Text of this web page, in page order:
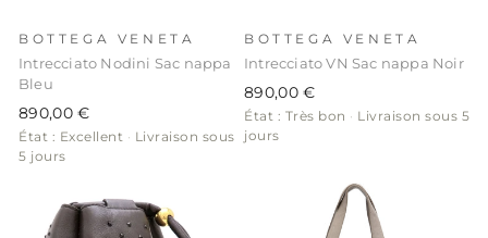
BOTTEGA VENETA
Intrecciato Nodini Sac nappa
Bleu
890,00 €
État : Excellent · Livraison sous
5 jours
BOTTEGA VENETA
Intrecciato VN Sac nappa Noir
890,00 €
État : Très bon · Livraison sous 5
jours